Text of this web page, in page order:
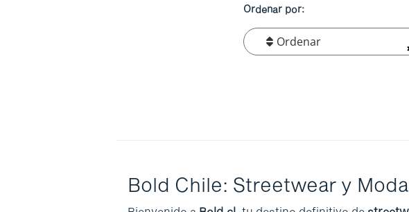
Ordenar por:
Ordenar
Bold Chile: Streetwear y